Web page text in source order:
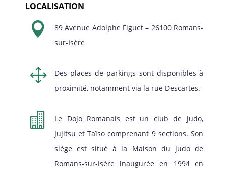
LOCALISATION

89 Avenue Adolphe Figuet – 26100 Romans-
sur-Isère
1
Des places de parkings sont disponibles à
proximité, notamment via la rue Descartes.

Le Dojo Romanais est un club de Judo,
Jujitsu et Taïso comprenant 9 sections. Son
siège est situé à la Maison du judo de
Romans-sur-Isère inaugurée en 1994 en